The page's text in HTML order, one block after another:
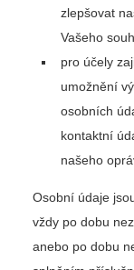
zlepšovat
Vašeho
pro účely
umožnění
osobních
kontaktní
našeho
Osobní údaje
vždy po dobu
anebo po dobu